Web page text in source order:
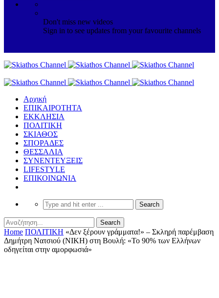
Don't miss new videos
Sign in to see updates from your favourite channels
Αρχική
ΕΠΙΚΑΙΡΟΤΗΤΑ
ΕΚΚΛΗΣΙΑ
ΠΟΛΙΤΙΚΗ
ΣΚΙΑΘΟΣ
ΣΠΟΡΑΔΕΣ
ΘΕΣΣΑΛΙΑ
ΣΥΝΕΝΤΕΥΞΕΙΣ
LIFESTYLE
ΕΠΙΚΟΙΝΩΝΙΑ
Home ΠΟΛΙΤΙΚΗ «Δεν ξέρουν γράμματα!» – Σκληρή παρέμβαση
Δημήτρη Νατσιού (ΝΙΚΗ) στη Βουλή: «Το 90% των Ελλήνων
οδηγείται στην αμορφωσιά»